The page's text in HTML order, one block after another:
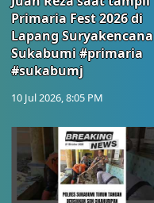
Primaria Fest 2026 di
Lapang Suryakencana
Sukabumi #primaria
#sukabumj
10 Jul 2026, 8:05 PM